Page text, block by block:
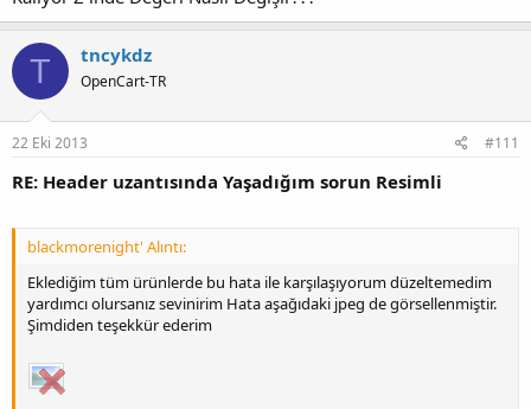
T tncykdz
OpenCart-TR
22 Eki 2013 #111
RE: Header uzantısında Yaşadığım sorun Resimli
blackmorenight' Alıntı:
Eklediğim tüm ürünlerde bu hata ile karşılaşıyorum düzeltemedim
yardımcı olursanız sevinirim Hata aşağıdaki jpeg de görsellenmiştir.
Şimdiden teşekkür ederim